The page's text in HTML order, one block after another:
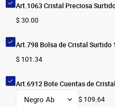
Art.1063 Cristal Preciosa
$ 30.00
Art.798 Bolsa de Cristal Surtido
$ 101.34
Art.6912 Bote Cuentas de
$ 109.64